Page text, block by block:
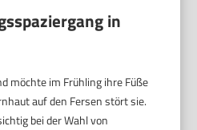
in
möchte im Frühling ihre Füße
auf den Fersen stört sie.
bei der Wahl von